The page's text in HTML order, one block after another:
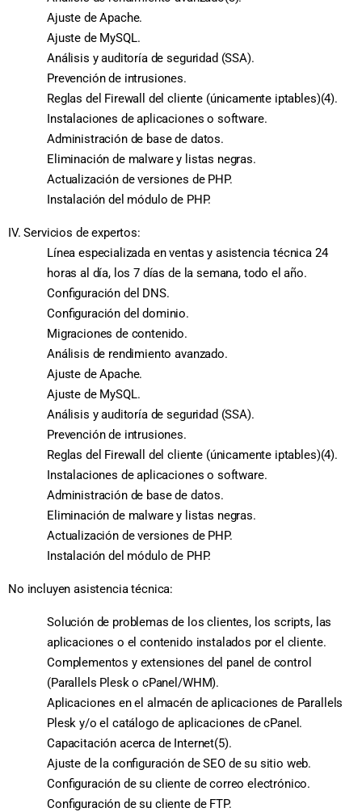
Ajuste de Apache.
Ajuste de MySQL.
Análisis y auditoría de seguridad (SSA).
Prevención de intrusiones.
Reglas del Firewall del cliente (únicamente iptables)(4).
Instalaciones de aplicaciones o software.
Administración de base de datos.
Eliminación de malware y listas negras.
Actualización de versiones de PHP.
Instalación del módulo de PHP.
IV. Servicios de expertos:
Línea especializada en ventas y asistencia técnica 24
horas al día, los 7 días de la semana, todo el año.
Configuración del DNS.
Configuración del dominio.
Migraciones de contenido.
Análisis de rendimiento avanzado.
Ajuste de Apache.
Ajuste de MySQL.
Análisis y auditoría de seguridad (SSA).
Prevención de intrusiones.
Reglas del Firewall del cliente (únicamente iptables)(4).
Instalaciones de aplicaciones o software.
Administración de base de datos.
Eliminación de malware y listas negras.
Actualización de versiones de PHP.
Instalación del módulo de PHP.
No incluyen asistencia técnica:
Solución de problemas de los clientes, los scripts, las
aplicaciones o el contenido instalados por el cliente.
Complementos y extensiones del panel de control
(Parallels Plesk o cPanel/WHM).
Aplicaciones en el almacén de aplicaciones de Parallels
Plesk y/o el catálogo de aplicaciones de cPanel.
Capacitación acerca de Internet(5).
Ajuste de la configuración de SEO de su sitio web.
Configuración de su cliente de correo electrónico.
Configuración de su cliente de FTP.